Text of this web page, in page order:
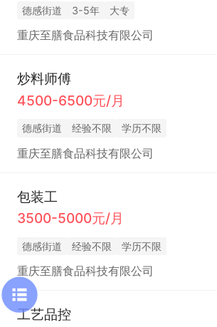
德感街道 3-5年 大专
重庆至膳食品科技有限公司
炒料师傅
4500-6500元/月
德感街道 经验不限 学历不限
重庆至膳食品科技有限公司
包装工
3500-5000元/月
德感街道 经验不限 学历不限
重庆至膳食品科技有限公司
工艺品控